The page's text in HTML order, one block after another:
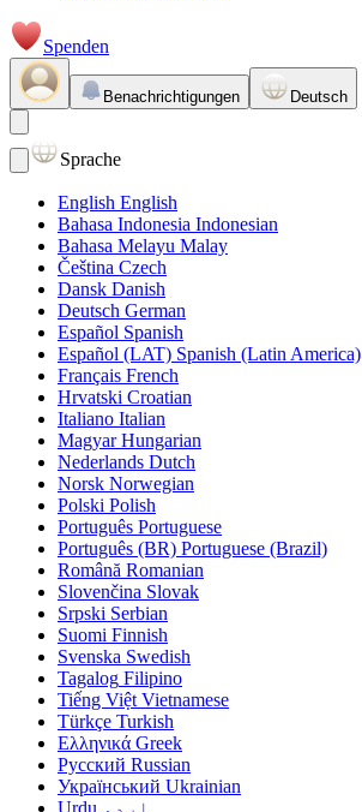
Spenden
Benachrichtigungen Deutsch
Sprache
English English
Bahasa Indonesia Indonesian
Bahasa Melayu Malay
Čeština Czech
Dansk Danish
Deutsch German
Español Spanish
Español (LAT) Spanish (Latin America)
Français French
Hrvatski Croatian
Italiano Italian
Magyar Hungarian
Nederlands Dutch
Norsk Norwegian
Polski Polish
Português Portuguese
Português (BR) Portuguese (Brazil)
Română Romanian
Slovenčina Slovak
Srpski Serbian
Suomi Finnish
Svenska Swedish
Tagalog Filipino
Tiếng Việt Vietnamese
Türkçe Turkish
Ελληνικά Greek
Русский Russian
Український Ukrainian
اردو Urdu